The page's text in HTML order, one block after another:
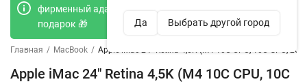
Да Выбрать другой город
фирменный адаптер Type-C 20W при покупке в
подарок 🎁
Главная / MacBook / Apple iMac 24" Retina 4,5K (M4 10C CPU, 10C GPU,
Apple iMac 24" Retina 4,5K (M4 10C CPU, 10C